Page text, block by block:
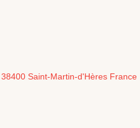
Saint-Martin-d'Hères France